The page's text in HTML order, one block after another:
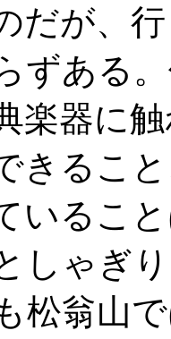
だが、
ずある
楽器に
きるこ
いるこ
しゃぎ
松翁山